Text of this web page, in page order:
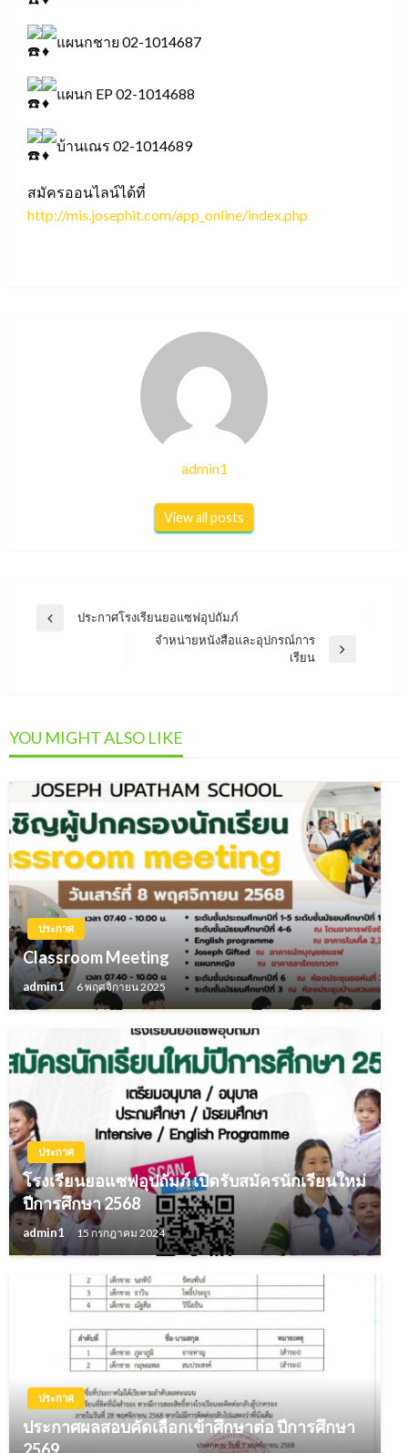
แผนกชาย 02-1014687
แผนก EP 02-1014688
บ้านเณร 02-1014689
สมัครออนไลน์ได้ที่
http://mis.josephit.com/app_online/index.php
admin1
View all posts
แนะแนว
Previousประกาศโรงเรียนยอแซฟอุปถัมภ์
จำหน่ายหนังสือและอุปกรณ์การ
เรียน
YOU MIGHT ALSO LIKE
ประกาศ
Classroom Meeting
admin1 6 พฤศจิกายน 2025
ประกาศ
โรงเรียนยอแซฟอุปถัมภ์ เปิดรับสมัครนักเรียนใหม่
ปีการศึกษา 2568
admin1 15 กรกฎาคม 2024
ประกาศ
ประกาศผลสอบคัดเลือกเข้าศึกษาต่อ ปีการศึกษา